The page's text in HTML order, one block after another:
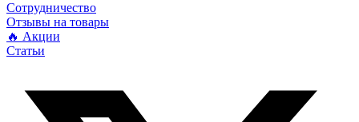
Сотрудничество
Отзывы на товары
🔥 Акции
Статьи